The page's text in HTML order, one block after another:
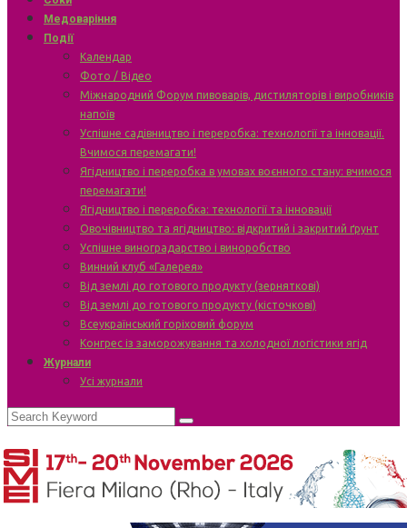
Медоваріння
Події
Календар
Фото / Відео
Міжнародний Форум пивоварів, дистиляторів і виробників
напоїв
Успішне садівництво і переробка: технології та інновації.
Вчимося перемагати!
Ягідництво і переробка в умовах воєнного стану: вчимося
перемагати!
Ягідництво і переробка: технології та інновації
Овочівництво та ягідництво: відкритий і закритий ґрунт
Успішне виноградарство і виноробство
Винний клуб «Галерея»
Від землі до готового продукту (зерняткові)
Від землі до готового продукту (кісточкові)
Всеукраїнський горіховий форум
Конгрес із заморожування та холодної логістики ягід
Журнали
Усі журнали